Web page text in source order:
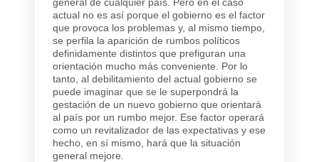
actual no es así porque el gobierno es el factor
que provoca los problemas y, al mismo tiempo,
se perfila la aparición de rumbos políticos
definidamente distintos que prefiguran una
orientación mucho más conveniente. Por lo
tanto, al debilitamiento del actual gobierno se
puede imaginar que se le superpondrá la
gestación de un nuevo gobierno que orientará
al país por un rumbo mejor. Ese factor operará
como un revitalizador de las expectativas y ese
hecho, en sí mismo, hará que la situación
general mejore.